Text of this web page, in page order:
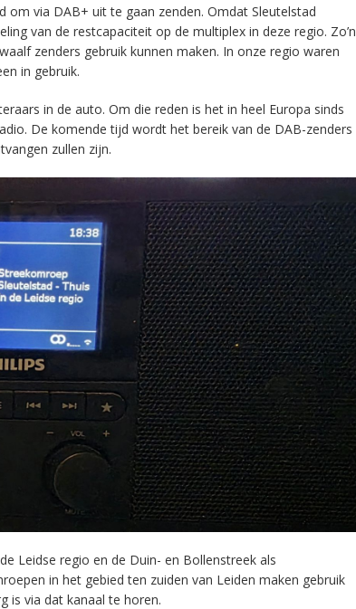
om via DAB+ uit te gaan zenden. Omdat Sleutelstad
van de restcapaciteit op de multiplex in deze regio. Zo’n
zenders gebruik kunnen maken. In onze regio waren
in gebruik.
in de auto. Om die reden is het in heel Europa sinds
De komende tijd wordt het bereik van de DAB-zenders
zullen zijn.
Leidse regio en de Duin- en Bollenstreek als
in het gebied ten zuiden van Leiden maken gebruik
is via dat kanaal te horen.